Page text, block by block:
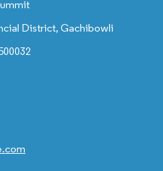
District, Gachibowli